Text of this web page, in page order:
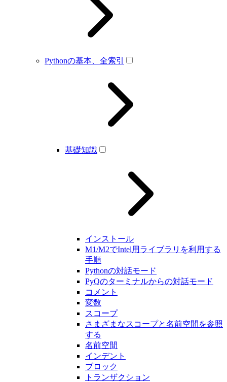
Pythonの基本、全索引
基礎知識
インストール
M1/M2でIntel用ライブラリを利用する
手順
Pythonの対話モード
PyQのターミナルからの対話モード
コメント
変数
スコープ
さまざまなスコープと名前空間を参照
する
名前空間
インデント
ブロック
トランザクション